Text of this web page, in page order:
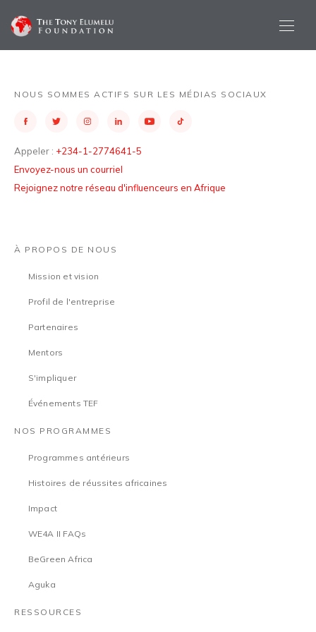
NOUS SOMMES ACTIFS SUR LES MÉDIAS SOCIAUX
Appeler : +234-1-2774641-5
Envoyez-nous un courriel
Rejoignez notre réseau d'influenceurs en Afrique
À PROPOS DE NOUS
Mission et vision
Profil de l'entreprise
Partenaires
Mentors
S'impliquer
Événements TEF
NOS PROGRAMMES
Programmes antérieurs
Histoires de réussites africaines
Impact
WE4A II FAQs
BeGreen Africa
Aguka
RESSOURCES